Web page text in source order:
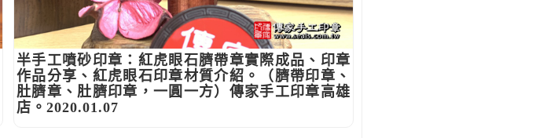
半手工噴砂印章：紅虎眼石臍帶章實際成品、印章
作品分享、紅虎眼石印章材質介紹。（臍帶印章、
肚臍章、肚臍印章，一圓一方）傳家手工印章高雄
店。2020.01.07